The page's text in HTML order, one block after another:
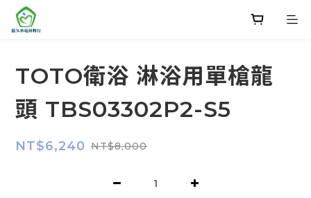
TOTO衛浴 淋浴用單槍龍
頭 TBS03302P2-S5
NT$6,240 NT$8,000